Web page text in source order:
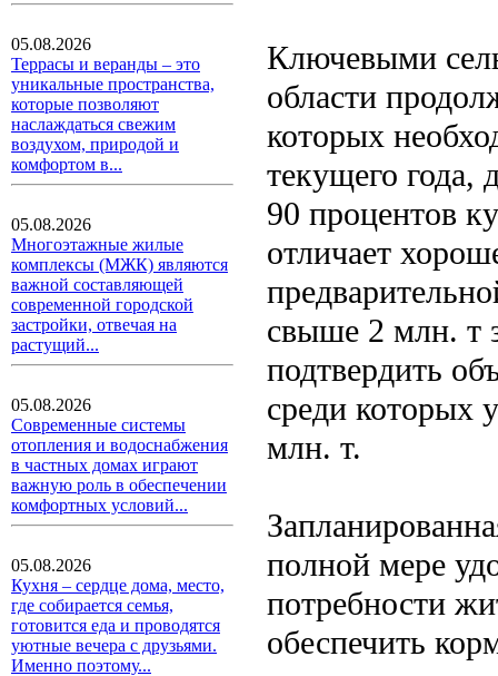
05.08.2026
Террасы и веранды – это
уникальные пространства,
которые позволяют
наслаждаться свежим
воздухом, природой и
комфортом в...
05.08.2026
Многоэтажные жилые
комплексы (МЖК) являются
важной составляющей
современной городской
застройки, отвечая на
растущий...
05.08.2026
Современные системы
отопления и водоснабжения
в частных домах играют
важную роль в обеспечении
комфортных условий...
05.08.2026
Кухня – сердце дома, место,
где собирается семья,
готовится еда и проводятся
уютные вечера с друзьями.
Именно поэтому...
Ключевыми
области
которых
текущего года,
90 процентов
отличает
свыше 2 млн. т
подтвердить
среди которых
млн. т.
полной мере
потребности
обеспечить